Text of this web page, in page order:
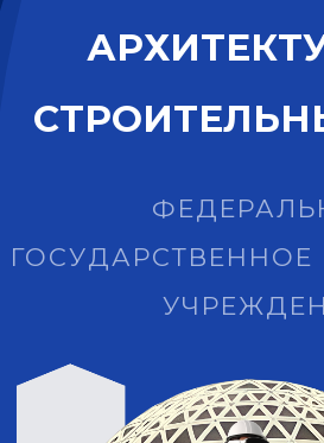
АРХИТЕКТ
СТРОИТЕЛЬН